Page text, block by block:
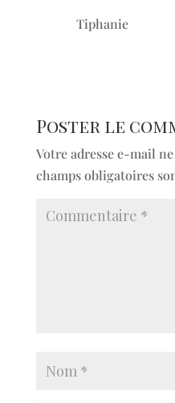
Tiphanie
Poster le
Votre adresse e-mail
champs obligatoires